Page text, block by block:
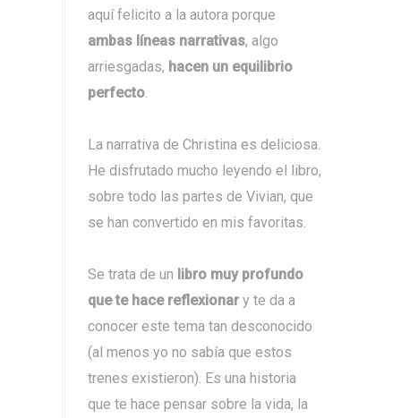
aquí felicito a la autora porque
ambas líneas narrativas, algo
arriesgadas, hacen un equilibrio
perfecto.
La narrativa de Christina es deliciosa.
He disfrutado mucho leyendo el libro,
sobre todo las partes de Vivian, que
se han convertido en mis favoritas.
Se trata de un libro muy profundo
que te hace reflexionar y te da a
conocer este tema tan desconocido
(al menos yo no sabía que estos
trenes existieron). Es una historia
que te hace pensar sobre la vida, la